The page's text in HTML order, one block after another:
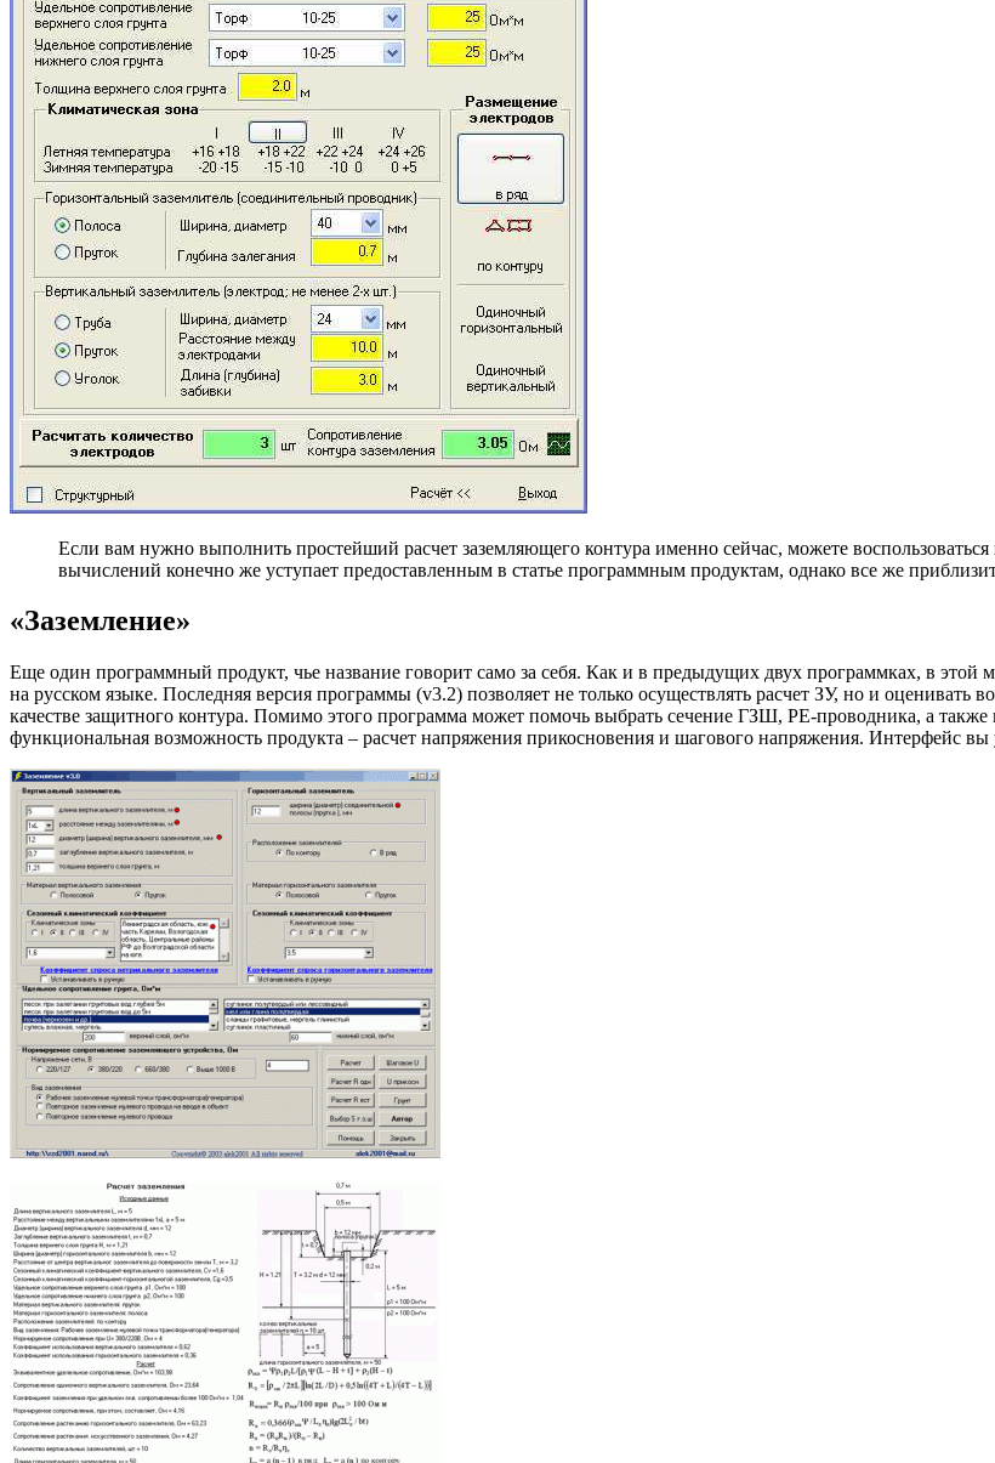
Если вам нужно выполнить простейший расчет заземляющего контура именно сейчас, можете
вычислений конечно же уступает предоставленным в статье программным продуктам, однако все же
«Заземление»
Еще один программный продукт, чье название говорит само за себя. Как и в предыдущих двух программках, в этой
на русском языке. Последняя версия программы (v3.2) позволяет не только осуществлять расчет ЗУ, но и
качестве защитного контура. Помимо этого программа может помочь выбрать сечение ГЗШ, PE-проводника, а
функциональная возможность продукта – расчет напряжения прикосновения и шагового напряжения. Интерфейс